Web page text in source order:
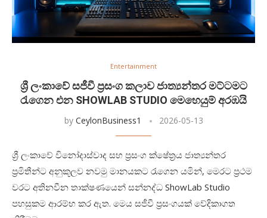
Entertainment
ශ්‍රී ලංකාවේ සජීවී ප්‍රසංග කලාව ජාත්‍යන්තර මට්ටමට
රැගෙන එන SHOWLAB STUDIO මෙහෙයුම් අරඹයි
by CeylonBusiness1 2026-05-13
ශ්‍රී ලංකාවේ විනෝදාස්වාද සහ ප්‍රසංග ක්ෂේත්‍රය ජාත්‍යන්තර
ප්‍රමිතීන්ට අනුකූලව නවමු මානයකට රැගෙන යමින්, මෙරට ප්‍රථම
වරට අතිනවීන තාක්ෂණයෙන් සන්නද්ධ ShowLab Studio
පහසුකම ආරම්භ කර ඇත. මෙය සජීවී ප්‍රසංගයක් වේදිකාගත